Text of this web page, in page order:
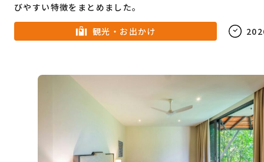
びやすい特徴をまとめました。
観光・お出かけ